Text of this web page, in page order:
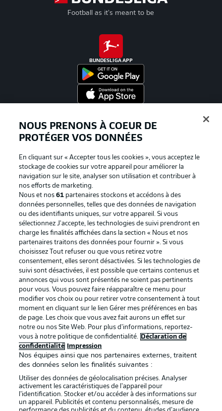
Football as it's meant to be
BUNDESLIGA APP
La publicité Conditions d’utilisation des
Mentions Légales Gérer mes préférences
Déclaration de
confidentialité
Diffuseurs
Travaux Contact
Impression Joueurs
NOUS PRENONS À COEUR DE
PROTÉGER VOS DONNÉES
En cliquant sur « Accepter tous les cookies », vous acceptez le
stockage de cookies sur votre appareil pour améliorer la
navigation sur le site, analyser son utilisation et contribuer à
nos efforts de marketing.
Nous et nos61 partenaires stockons et accédons à des
données personnelles, telles que des données de navigation
ou des identifiants uniques, sur votre appareil. Si vous
sélectionnez J'accepte, les technologies de suivi prendront en
charge les finalités affichées dans la section « Nous et nos
partenaires traitons des données pour fournir ». Si vous
choisissez Tout refuser ou que vous retirez votre
consentement, elles seront désactivées. Si les technologies de
suivi sont désactivées, il est possible que certains contenus et
annonces qui vous sont présentés ne soient pas pertinents
pour vous. Vous pouvez faire réapparaître ce menu pour
modifier vos choix ou pour retirer votre consentement à tout
moment en cliquant sur le lien Gérer mes préférences en bas
de page. Les choix que vous avez fait aurons un effet sur
notre ou nos Site Web. Pour plus d’informations, reportez-
vous à notre politique de confidentialité.
Déclaration de
confidentialité
Impression
Nos équipes ainsi que nos partenaires externes, traitent
des données selon les finalités suivantes :
Utiliser des données de géolocalisation précises. Analyser
activement les caractéristiques de l’appareil pour
l’identification. Stocker et/ou accéder à des informations sur
un appareil. Publicités et contenu personnalisés, mesure de